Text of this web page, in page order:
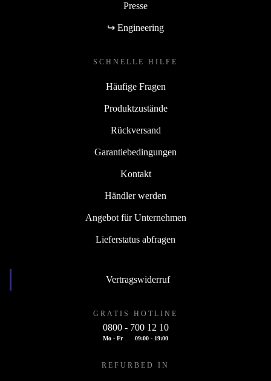
Presse
↪ Engineering
SCHNELLE HILFE
Häufige Fragen
Produktzustände
Rückversand
Garantiebedingungen
Kontakt
Händler werden
Angebot für Unternehmen
Lieferstatus abfragen
Vertragswiderruf
GRATIS HOTLINE
0800 - 700 12 10
Mo - Fr 09:00 - 19:00
REFURBED IN